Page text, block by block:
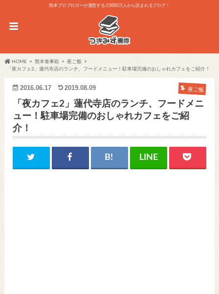
熊本プロブロガーが運営する月間30万人から読まれるブログ！
HOME 熊本食事処
夜ご飯
「夜カフェ2」蓮代寺店のランチ、フードメニュー！駐車場完備のおしゃれカフェをご紹介！
2016.06.17 2019.08.09 夜ご飯
「夜カフェ2」蓮代寺店のランチ、フードメニ
ュー！駐車場完備のおしゃれカフェをご紹
介！